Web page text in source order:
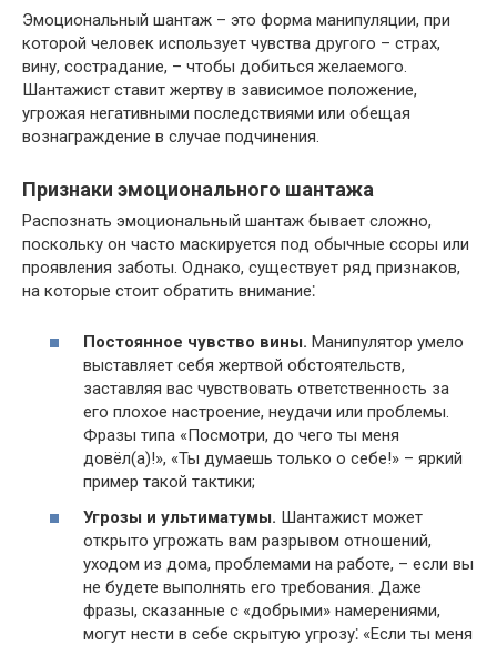
Эмоциональный шантаж – это форма манипуляции, при
которой человек использует чувства другого – страх,
вину, сострадание, – чтобы добиться желаемого.
Шантажист ставит жертву в зависимое положение,
угрожая негативными последствиями или обещая
вознаграждение в случае подчинения.
Признаки эмоционального шантажа
Распознать эмоциональный шантаж бывает сложно,
поскольку он часто маскируется под обычные ссоры или
проявления заботы.​ Однако, существует ряд признаков,
на которые стоит обратить внимание⁚
Постоянное чувство вины.​ Манипулятор умело
выставляет себя жертвой обстоятельств,
заставляя вас чувствовать ответственность за
его плохое настроение, неудачи или проблемы.​
Фразы типа «Посмотри, до чего ты меня
довёл(а)!​», «Ты думаешь только о себе!​» – яркий
пример такой тактики;
Угрозы и ультиматумы.​ Шантажист может
открыто угрожать вам разрывом отношений,
уходом из дома, проблемами на работе, – если вы
не будете выполнять его требования.​ Даже
фразы, сказанные с «добрыми» намерениями,
могут нести в себе скрытую угрозу⁚ «Если ты меня